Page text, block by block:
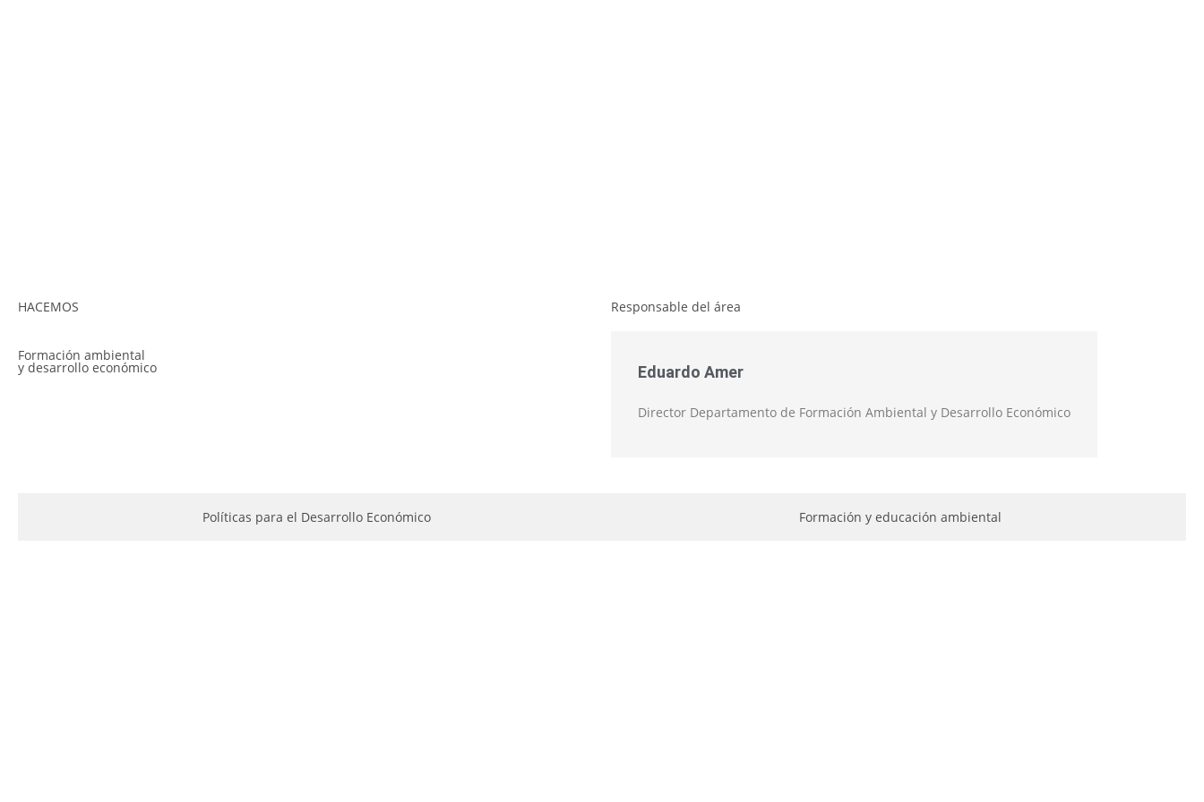
HACEMOS
Formación ambiental
y desarrollo económico
Responsable del área
Eduardo Amer
Director Departamento de Formación Ambiental y Desarrollo Económico
Políticas para el Desarrollo Económico Formación y educación ambiental